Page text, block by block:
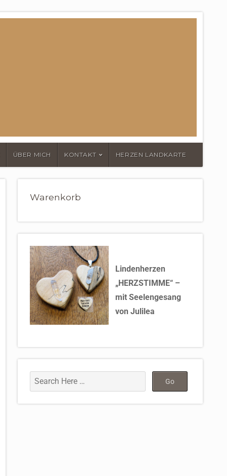
ÜBER MICH KONTAKT HERZEN LANDKARTE
Warenkorb
Lindenherzen
„HERZSTIMME“ –
mit Seelengesang
von Julilea